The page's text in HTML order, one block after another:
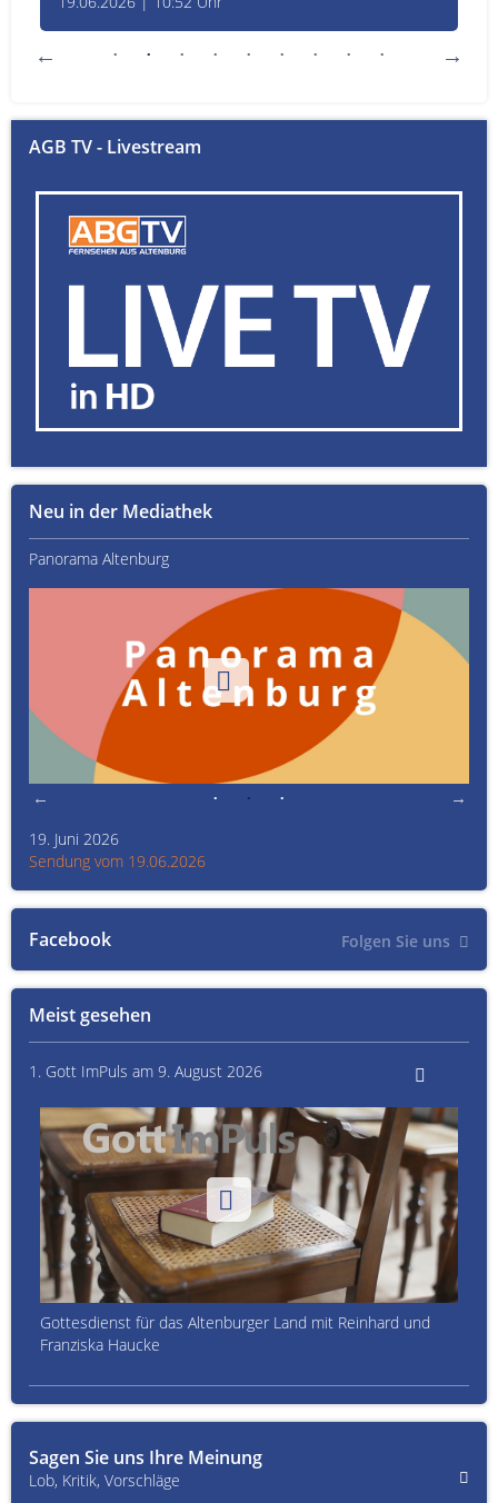
AGB TV - Livestream
Meist gesehen
1. Gott ImPuls am 9. August 2026
Gottesdienst für das Altenburger Land mit Reinhard und
Franziska Haucke
Facebook Folgen Sie uns
Neu in der Mediathek
Panorama Altenburg
19. Juni 2026
Sendung vom 19.06.2026
Sagen Sie uns Ihre Meinung
Lob, Kritik, Vorschläge